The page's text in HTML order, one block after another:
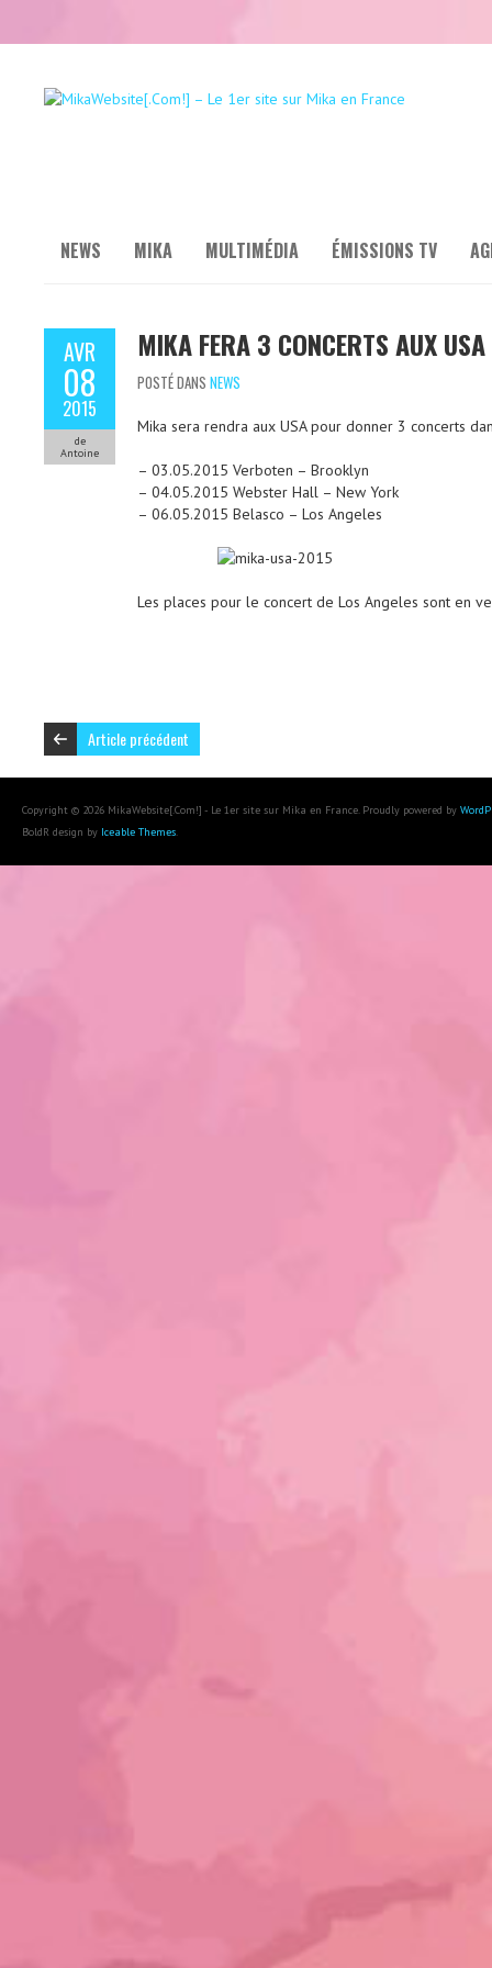
NEWS MIKA MULTIMÉDIA ÉMISSIONS TV
AVR
08
2015
de
Antoine
MIKA FERA 3 CONCERTS AUX
POSTÉ DANS NEWS
Mika sera rendra aux USA pour donner 3 concerts
– 03.05.2015 Verboten – Brooklyn
– 04.05.2015 Webster Hall – New York
– 06.05.2015 Belasco – Los Angeles
Les places pour le concert de Los Angeles sont en
Article précédent
Copyright © 2026 MikaWebsite[.Com!] - Le 1er site sur Mika en France. Proudly powered by
BoldR design by Iceable Themes.